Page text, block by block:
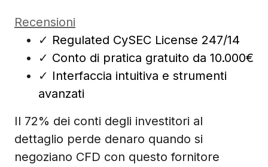
Recensioni
✓ Regulated CySEC License 247/14
✓ Conto di pratica gratuito da 10.000€
✓ Interfaccia intuitiva e strumenti
avanzati
Il 72% dei conti degli investitori al
dettaglio perde denaro quando si
negoziano CFD con questo fornitore